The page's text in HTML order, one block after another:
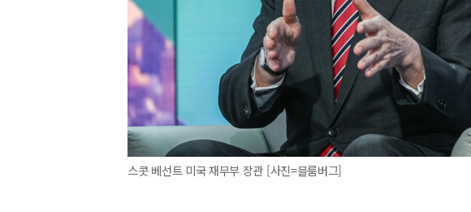
스콧 베선트 미국 재무부 장관 [사진=블룸버그]